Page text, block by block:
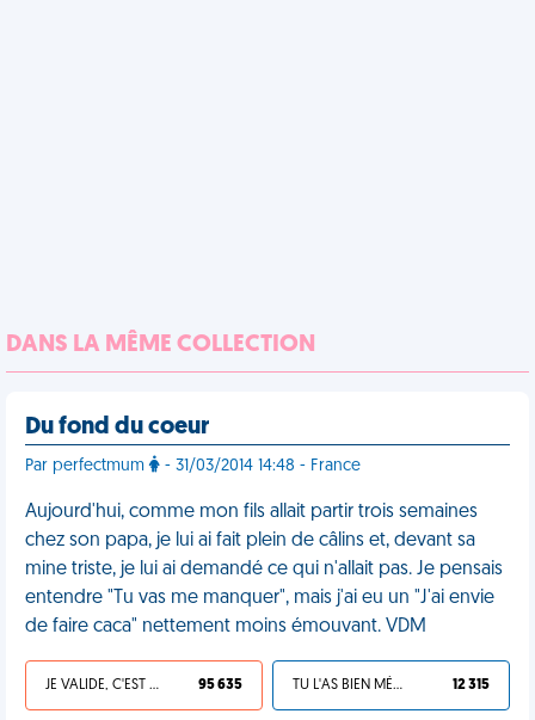
DANS LA MÊME COLLECTION
Du fond du coeur
Par perfectmum - 31/03/2014 14:48 - France
Aujourd'hui, comme mon fils allait partir trois semaines
chez son papa, je lui ai fait plein de câlins et, devant sa
mine triste, je lui ai demandé ce qui n'allait pas. Je pensais
entendre "Tu vas me manquer", mais j'ai eu un "J'ai envie
de faire caca" nettement moins émouvant. VDM
JE VALIDE, C'EST UNE VDM 95 635 TU L'AS BIEN MÉRITÉ 12 315